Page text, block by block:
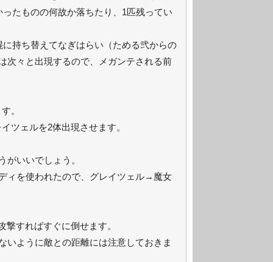
たものの何故か落ちたり、1匹残ってい
持ち替えてなぎはらい（ためる弐からの
次々と出現するので、メガンテされる前
。
ツェルを2体出現させます。
いいでしょう。
ィを使われたので、グレイツェル→魔女
すればすぐに倒せます。
いように敵との距離には注意しておきま